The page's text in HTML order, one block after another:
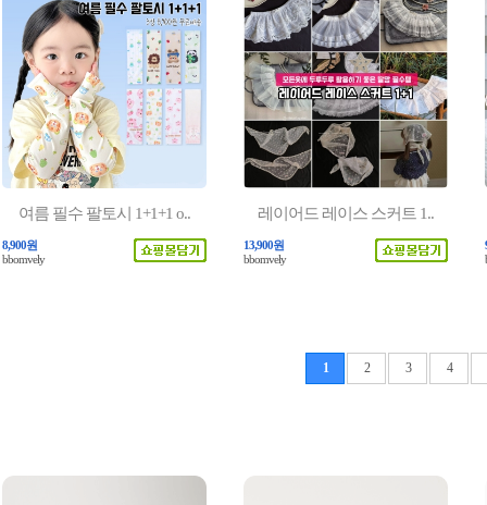
여름 필수 팔토시 1+1+1 o..
8,900원
bbomvely
레이어드 레이스 스커트 1..
13,900원
bbomvely
1 2 3 4